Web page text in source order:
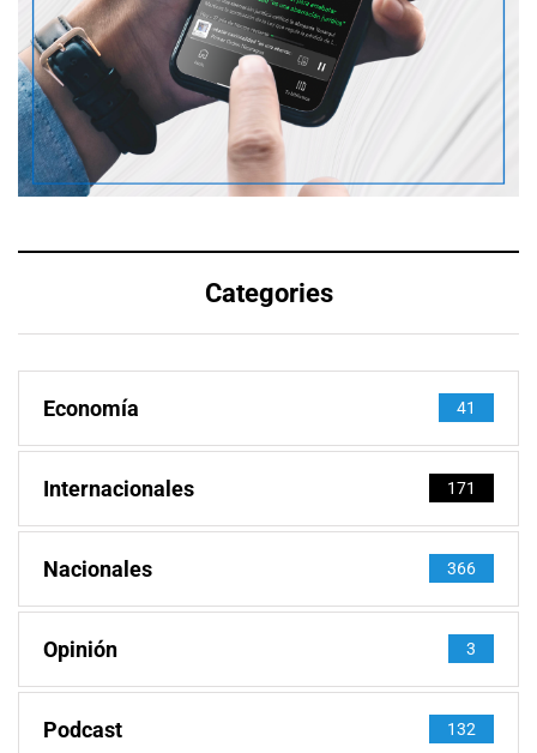
Categories
Economía 41
Internacionales 171
Nacionales 366
Opinión 3
Podcast 132